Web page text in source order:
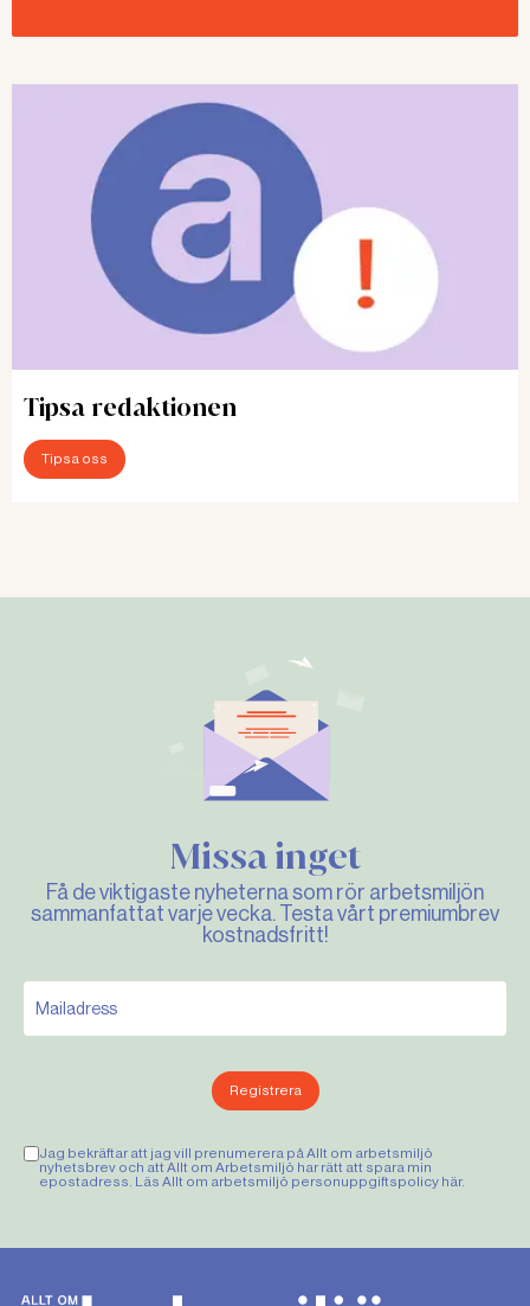
Tipsa redaktionen
Tipsa oss
Missa inget
Få de viktigaste nyheterna som rör arbetsmiljön
sammanfattat varje vecka. Testa vårt premiumbrev
kostnadsfritt!
Registrera
Jag bekräftar att jag vill prenumerera på Allt om arbetsmiljö
nyhetsbrev och att Allt om Arbetsmiljö har rätt att spara min
epostadress. Läs Allt om arbetsmiljö personuppgiftspolicy här.